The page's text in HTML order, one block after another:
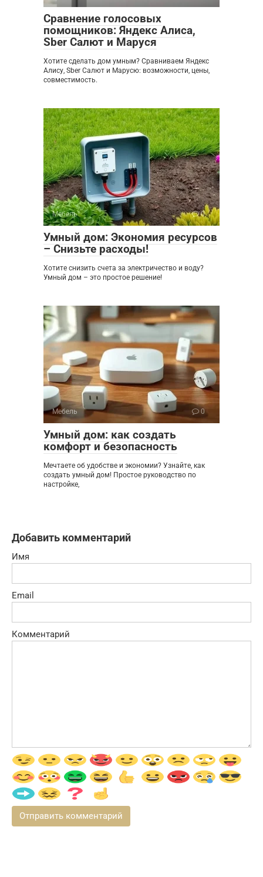
Сравнение голосовых
помощников: Яндекс Алиса,
Sber Салют и Маруся
Хотите сделать дом умным? Сравниваем Яндекс
Алису, Sber Салют и Марусю: возможности, цены,
совместимость.
Мебель 0
Умный дом: Экономия ресурсов
– Снизьте расходы!
Хотите снизить счета за электричество и воду?
Умный дом – это простое решение!
Мебель 0
Умный дом: как создать
комфорт и безопасность
Мечтаете об удобстве и экономии? Узнайте, как
создать умный дом! Простое руководство по
настройке,
Добавить комментарий
Имя
Email
Комментарий